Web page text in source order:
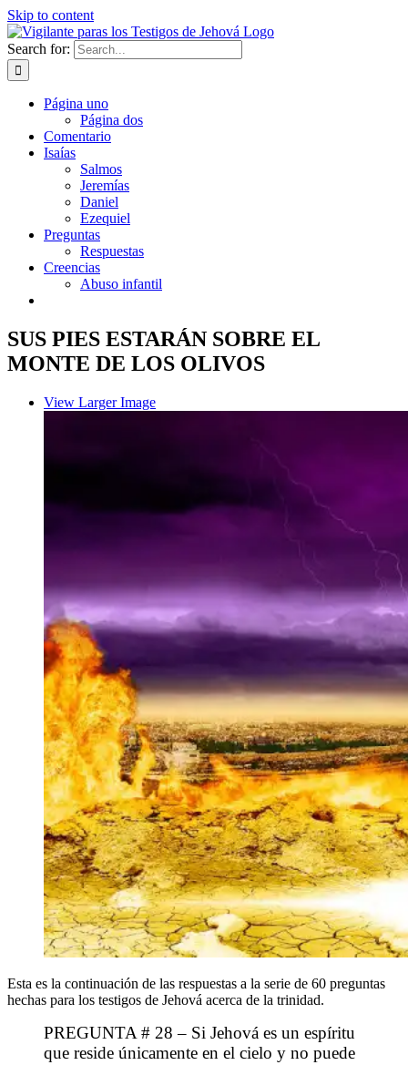
Skip to content
Search for:
Página uno
Página dos
Comentario
Isaías
Salmos
Jeremías
Daniel
Ezequiel
Preguntas
Respuestas
Creencias
Abuso infantil
SUS PIES ESTARÁN SOBRE EL
MONTE DE LOS OLIVOS
View Larger Image
Esta es la continuación de las respuestas a la serie de 60 preguntas
hechas para los testigos de Jehová acerca de la trinidad.
PREGUNTA # 28 – Si Jehová es un espíritu
que reside únicamente en el cielo y no puede